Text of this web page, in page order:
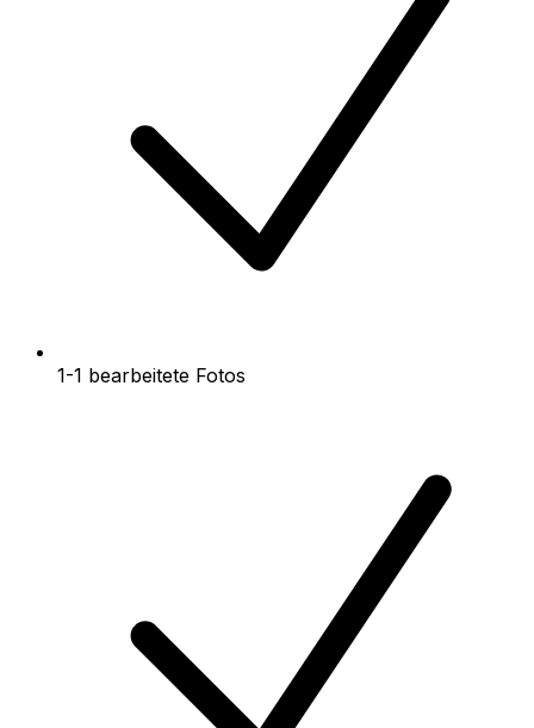
1-1 bearbeitete Fotos